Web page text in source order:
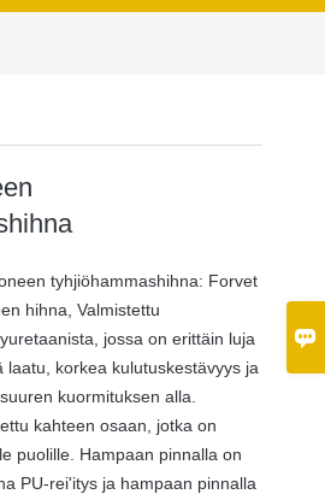

tyhjiöhammashihna: Forvet
hihna, Valmistettu
jossa on erittäin luja
laatu, korkea kulutuskestävyys ja
kuormituksen alla.
kahteen osaan, jotka on
puolille. Hampaan pinnalla on
PU-rei'itys ja hampaan pinnalla